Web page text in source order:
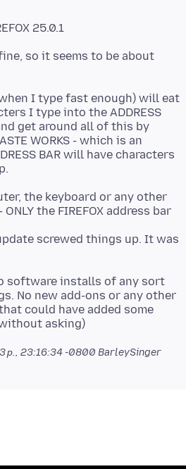
so it seems to be about
I type fast enough) will eat
I type into the ADDRESS
get around all of this by
WORKS - which is an
BAR will have characters
the keyboard or any other
screwed things up. It was
software installs of any sort
No new add-ons or any other
could have added some
р., 23:16:34 -0800 BarleySinger